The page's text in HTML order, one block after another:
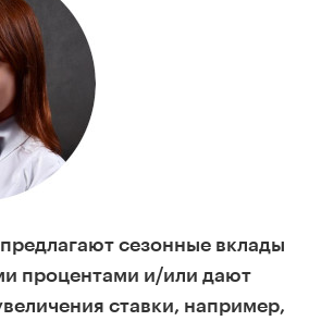
сезонные вклады
процентами и/или дают
ставки, например,